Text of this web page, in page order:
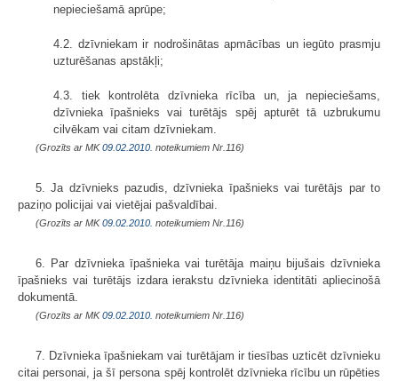
nepieciešamā aprūpe;
4.2. dzīvniekam ir nodrošinātas apmācības un iegūto prasmju
uzturēšanas apstākļi;
4.3. tiek kontrolēta dzīvnieka rīcība un, ja nepieciešams,
dzīvnieka īpašnieks vai turētājs spēj apturēt tā uzbrukumu
cilvēkam vai citam dzīvniekam.
(Grozīts ar MK09.02.2010. noteikumiem Nr.116)
5. Ja dzīvnieks pazudis, dzīvnieka īpašnieks vai turētājs par to
paziņo policijai vai vietējai pašvaldībai.
(Grozīts ar MK09.02.2010. noteikumiem Nr.116)
6. Par dzīvnieka īpašnieka vai turētāja maiņu bijušais dzīvnieka
īpašnieks vai turētājs izdara ierakstu dzīvnieka identitāti apliecinošā
dokumentā.
(Grozīts ar MK09.02.2010. noteikumiem Nr.116)
7. Dzīvnieka īpašniekam vai turētājam ir tiesības uzticēt dzīvnieku
citai personai, ja šī persona spēj kontrolēt dzīvnieka rīcību un rūpēties